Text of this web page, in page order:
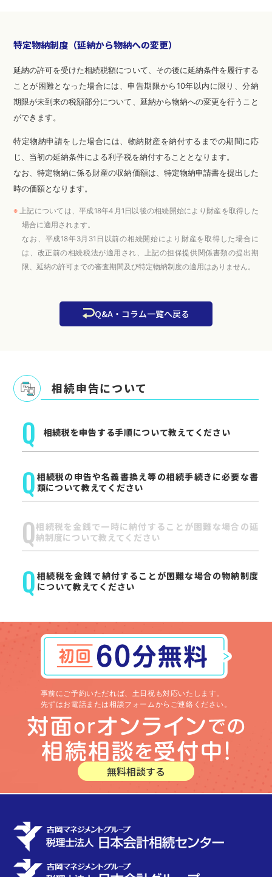
特定物納制度（延納から物納への変更）
延納の許可を受けた相続税額について、その後に延納条件を履行する
ことが困難となった場合には、申告期限から10年以内に限り、分納
期限が未到来の税額部分について、延納から物納への変更を行うこと
ができます。
特定物納申請をした場合には、物納財産を納付するまでの期間に応
じ、当初の延納条件による利子税を納付することとなります。
なお、特定物納に係る財産の収納価額は、特定物納申請書を提出した
時の価額となります。
※ 上記については、平成18年4月1日以後の相続開始により財産を取得した
場合に適用されます。
なお、平成18年3月31日以前の相続開始により財産を取得した場合に
は、改正前の相続税法が適用され、上記の担保提供関係書類の提出期
限、延納の許可までの審査期間及び特定物納制度の適用はありません。
Q&A・コラム一覧へ戻る
相続申告について
Q 相続税を申告する手順について教えてください
Q 相続税の申告や名義書換え等の相続手続きに必要な書
類について教えてください
Q相続税を金銭で一時に納付することが困難な場合の延
納制度について教えてください
Q 相続税を金銭で納付することが困難な場合の物納制度
について教えてください
事前にご予約いただれば、土日祝も対応いたします。
先ずはお電話または相談フォームからご連絡ください。
無料相談する